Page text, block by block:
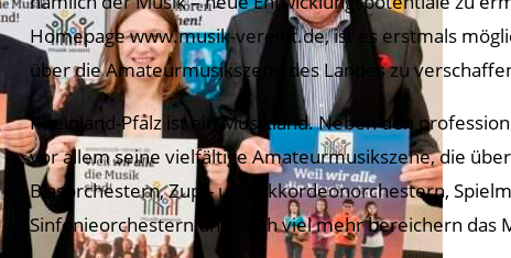
Homepage www.musik-vereint.de, ist es erstmals
über die Amateurmusikszene des Landes zu
Rheinland-Pfalz ist ein Musikland. Neben den
vor allem seine vielfältige Amateurmusikszene, die
Blasorchestern, Zupf- und Akkordeonorchestern,
Sinfonieorchestern und noch viel mehr bereichern das